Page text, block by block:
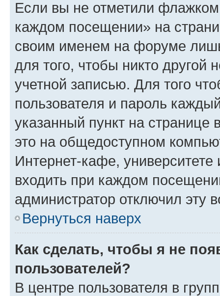
Если вы не отметили флажком
каждом посещении» на
своим именем на форуме
для того, чтобы никто другой
учетной записью. Для того
пользователя и пароль
указанный пункт на
это на общедоступном
Интернет-кафе, университете
входить при каждом
администратор отключил эту
Вернуться наверх
Как сделать, чтобы я не
пользователей?
В центре пользователя в